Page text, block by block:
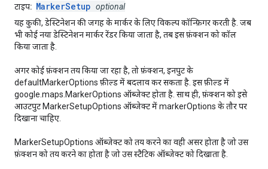
टाइप: MarkerSetup optional
यह कुकी, डेस्टिनेशन की जगह के मार्कर के लिए विकल्प कॉन्फ़िगर करती है. जब
भी कोई नया डेस्टिनेशन मार्कर रेंडर किया जाता है, तब इस फ़ंक्शन को कॉल
किया जाता है.
अगर कोई फ़ंक्शन तय किया जा रहा है, तो फ़ंक्शन, इनपुट के
defaultMarkerOptions फ़ील्ड में बदलाव कर सकता है. इस फ़ील्ड में
google.maps.MarkerOptions ऑब्जेक्ट होता है. साथ ही, फ़ंक्शन को इसे
आउटपुट MarkerSetupOptions ऑब्जेक्ट में markerOptions के तौर पर
दिखाना चाहिए.
MarkerSetupOptions ऑब्जेक्ट को तय करने का वही असर होता है जो उस
फ़ंक्शन को तय करने का होता है जो उस स्टैटिक ऑब्जेक्ट को दिखाता है.